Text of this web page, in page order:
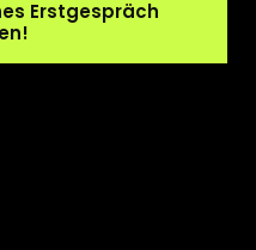
Erstgespräch